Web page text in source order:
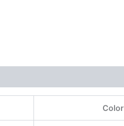
Color